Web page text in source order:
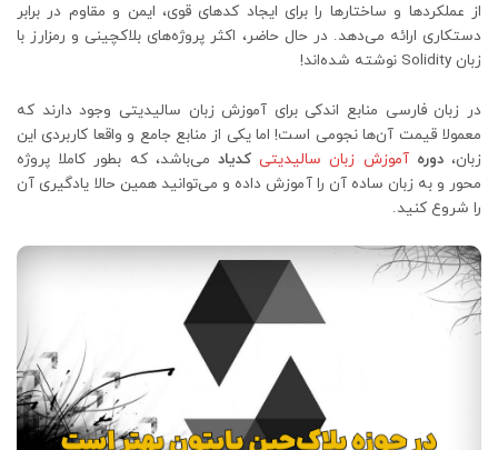
از عملکردها و ساختارها را برای ایجاد کدهای قوی، ایمن و مقاوم در برابر
دستکاری ارائه می‌دهد. در حال حاضر، اکثر پروژه‌های بلاکچینی و رمزارز با
زبان Solidity نوشته شده‌اند!
در زبان فارسی منابع اندکی برای آموزش زبان سالیدیتی وجود دارند که
معمولا قیمت آن‌ها نجومی است! اما یکی از منابع جامع و واقعا کاربردی این
زبان،دورهآموزش زبان سالیدیتیکدیاد می‌باشد، که بطور کاملا پروژه
محور و به زبان ساده آن را آموزش داده و می‌توانید همین حالا یادگیری آن
را شروع کنید.